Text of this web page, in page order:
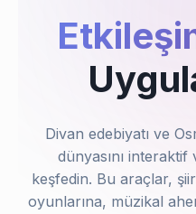
Divan edebiyatı ve
dünyasını
keşfedin. Bu araçlar,
oyunlarına, müzikal